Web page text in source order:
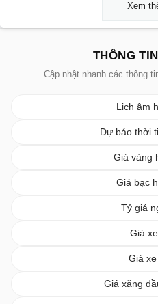
Xem
THÔNG
Cập nhật nhanh các thông
Lịch âm
Dự báo thời
Giá vàng
Giá bạc
Tỷ giá
Giá
Giá
Giá xăng